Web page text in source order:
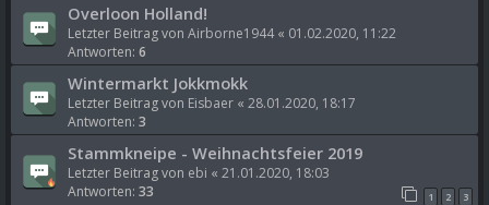
Overloon Holland!
Letzter Beitrag von Airborne1944 « 01.02.2020, 11:22
Antworten: 6
Wintermarkt Jokkmokk
Letzter Beitrag von Eisbaer « 28.01.2020, 18:17
Antworten: 3
Stammkneipe - Weihnachtsfeier 2019
Letzter Beitrag von ebi « 21.01.2020, 18:03
Antworten: 33 1 2 3